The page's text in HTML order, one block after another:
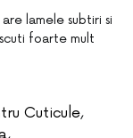
lamele subtiri si
foarte mult
Cuticule,
,